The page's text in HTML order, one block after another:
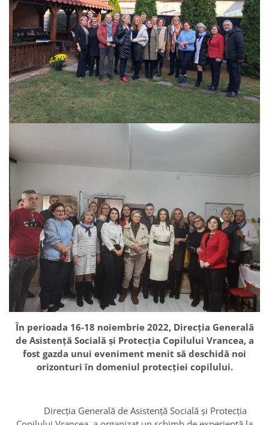
În perioada 16-18 noiembrie 2022, Direcția Generală
de Asistență Socială și Protecția Copilului Vrancea, a
fost gazda unui eveniment menit să deschidă noi
orizonturi în domeniul protecției copilului.
Direcția Generală de Asistență Socială și Protecția